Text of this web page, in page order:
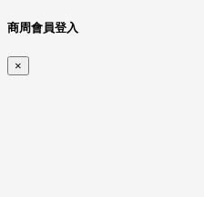
商周會員登入
×